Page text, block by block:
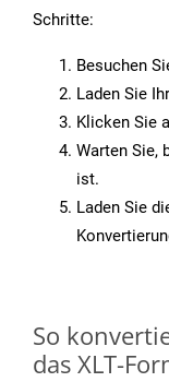
Schritte:
Besuchen
Laden Sie
Klicken Sie
Warten Sie,
ist.
Laden Sie
So
das XLT-